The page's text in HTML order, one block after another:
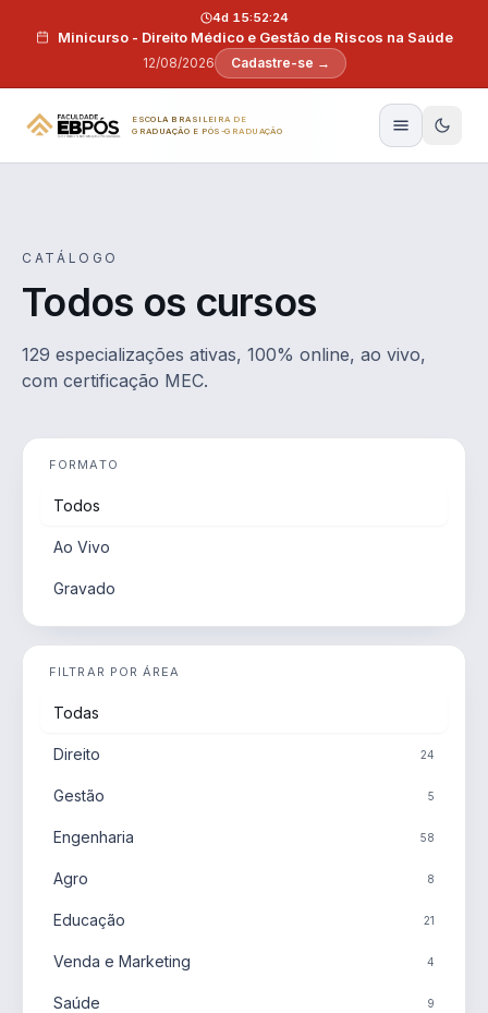
Minicurso - Direito Médico e Gestão de Riscos na Saúde
12/08/2026
4d 15:52:23
Cadastre-se →
ESCOLA BRASILEIRA DE
GRADUAÇÃO E PÓS-GRADUAÇÃO
CATÁLOGO
Todos os cursos
129 especializações ativas, 100% online, ao vivo,
com certificação MEC.
FORMATO
Todos
Ao Vivo
Gravado
FILTRAR POR ÁREA
Todas
Direito 24
Gestão 5
Engenharia 58
Agro 8
Educação 21
Venda e Marketing 4
Saúde 9